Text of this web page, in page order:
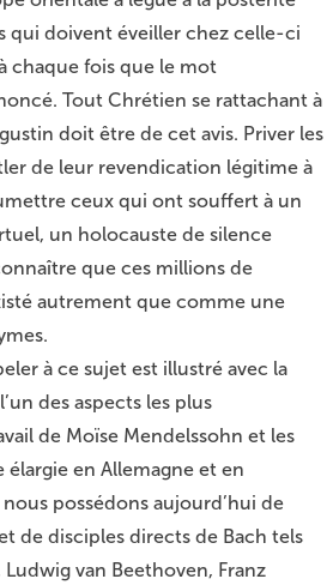
qui doivent éveiller chez celle-ci
chaque fois que le mot
Tout Chrétien se rattachant à
doit être de cet avis. Priver les
de leur revendication légitime à
ceux qui ont souffert à un
un holocauste de silence
que ces millions de
autrement que comme une
à ce sujet est illustré avec la
des aspects les plus
de Moïse Mendelssohn et les
élargie en Allemagne et en
possédons aujourd’hui de
de disciples directs de Bach tels
van Beethoven, Franz